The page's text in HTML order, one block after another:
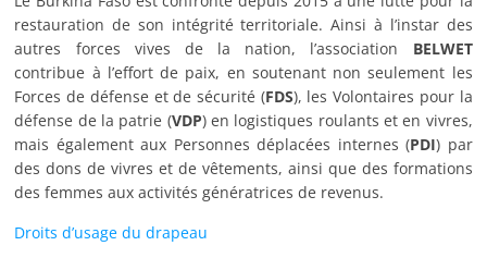
restauration de son intégrité territoriale. Ainsi à l’instar des
autres forces vives de la nation, l’association BELWET
contribue à l’effort de paix, en soutenant non seulement les
Forces de défense et de sécurité (FDS), les Volontaires pour la
défense de la patrie (VDP) en logistiques roulants et en vivres,
mais également aux Personnes déplacées internes (PDI) par
des dons de vivres et de vêtements, ainsi que des formations
des femmes aux activités génératrices de revenus.
Droits d’usage du drapeau